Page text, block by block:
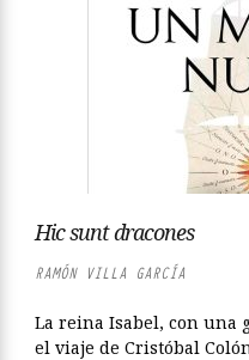
Hic sunt dracones
RAMÓN VILLA GARCÍA
La reina Isabel, con
el viaje de Cristóbal